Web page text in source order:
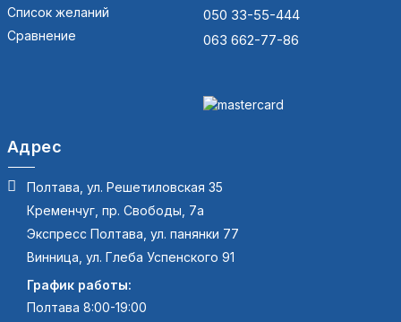
Список желаний
Сравнение
050 33-55-444
063 662-77-86
Адрес
Полтава, ул. Решетиловская 35
Кременчуг, пр. Свободы, 7а
Экспресс Полтава, ул. панянки 77
Винница, ул. Глеба Успенского 91
График работы:
Полтава 8:00-19:00